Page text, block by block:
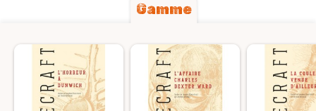
Gamme